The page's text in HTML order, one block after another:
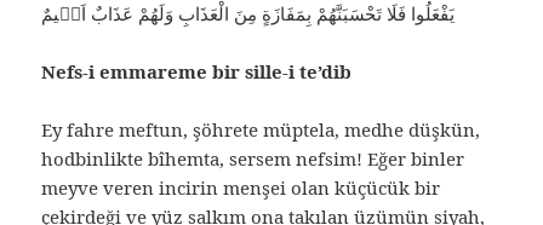
يَفْعَلُوا فَلَا تَحْسَبَنَّهُمْ بِمَفَازَةٍ مِنَ الْعَذَابِ وَلَهُمْ عَذَابٌ اَلٖيمٌ
Nefs-i emmareme bir sille-i te’dib
Ey fahre meftun, şöhrete müptela, medhe düşkün,
hodbinlikte bîhemta, sersem nefsim! Eğer binler
meyve veren incirin menşei olan küçücük bir
çekirdeği ve yüz salkım ona takılan üzümün siyah,